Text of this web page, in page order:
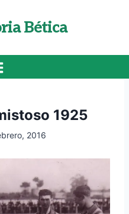
Bética
1925
2016